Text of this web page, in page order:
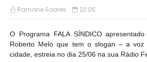
Ramane Soares 22:05
O Programa FALA SÍNDICO
Roberto Melo que tem o slogan – a
cidade, estreia no dia 25/06 na sua Rádio